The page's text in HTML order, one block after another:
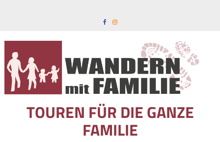
TOUREN FÜR DIE GANZE
FAMILIE